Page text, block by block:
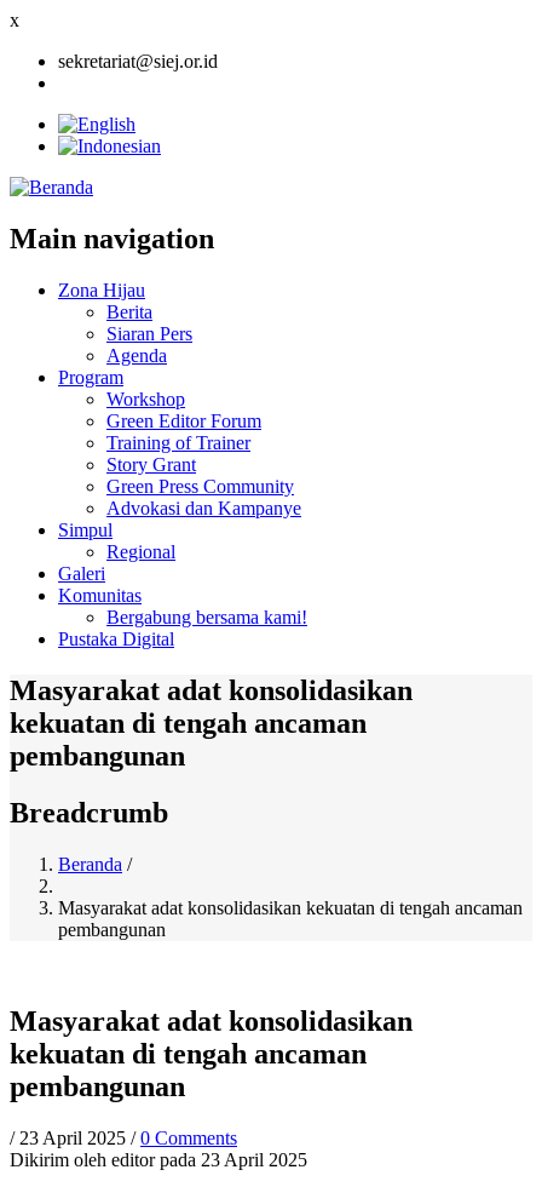
x
sekretariat@siej.or.id
Main navigation
Zona Hijau
Berita
Siaran Pers
Agenda
Program
Workshop
Green Editor Forum
Training of Trainer
Story Grant
Green Press Community
Advokasi dan Kampanye
Simpul
Regional
Galeri
Komunitas
Bergabung bersama kami!
Pustaka Digital
Masyarakat adat konsolidasikan
kekuatan di tengah ancaman
pembangunan
Breadcrumb
Beranda /
Masyarakat adat konsolidasikan kekuatan di tengah ancaman
pembangunan
Masyarakat adat konsolidasikan
kekuatan di tengah ancaman
pembangunan
/ 23 April 2025 /0 Comments
Dikirim oleh editorpada 23 April 2025